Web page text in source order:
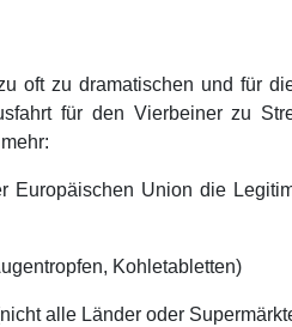
oft zu dramatischen und für
für den Vierbeiner zu
Europäischen Union die
Kohletabletten)
alle Länder oder